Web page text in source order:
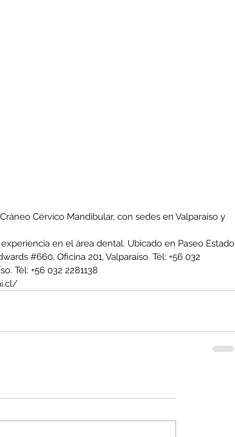
Cérvico Mandibular, con sedes en Valparaíso y
en el área dental. Ubicado en Paseo Estado
#660, Oficina 201, Valparaíso. Tél: +56 032
Tél: +56 032 2281138